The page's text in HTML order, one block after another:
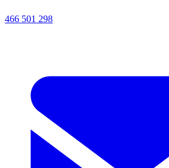
466 501 298